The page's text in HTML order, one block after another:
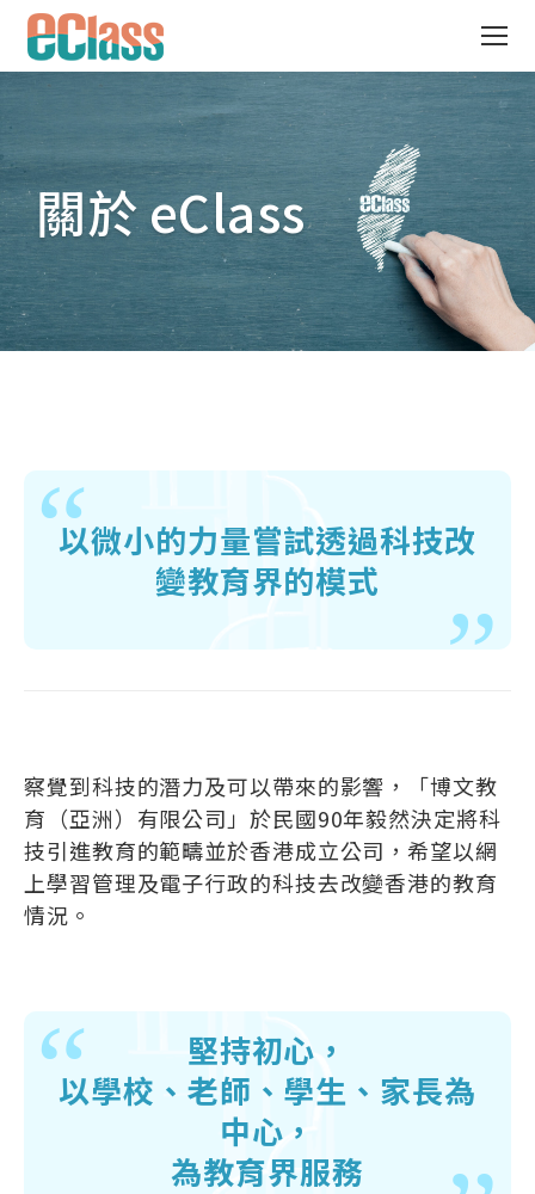
關於 eClass
以微小的力量嘗試透過科技改
變教育界的模式
察覺到科技的潛力及可以帶來的影響，「博文教
育（亞洲）有限公司」於民國90年毅然決定將科
技引進教育的範疇並於香港成立公司，希望以網
上學習管理及電子行政的科技去改變香港的教育
情況。
堅持初心，
以學校、老師、學生、家長為
中心，
為教育界服務